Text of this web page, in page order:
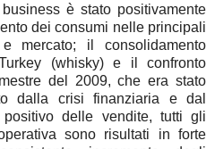
è stato positivamente
dei consumi nelle principali
mercato; il consolidamento
(whisky) e il confronto
del 2009, che era stato
dalla crisi finanziaria e dal
delle vendite, tutti gli
sono risultati in forte